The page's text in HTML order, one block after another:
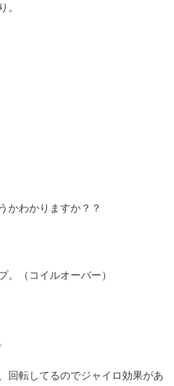
。
かわかりますか？？
。（コイルオーバー）
回転してるのでジャイロ効果があ